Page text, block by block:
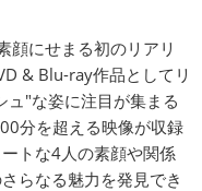
顔にせまる初のリアリ
& Blu-ray作品としてリ
ュ"な姿に注目が集まる
分を超える映像が収録
トな4人の素顔や関係
らなる魅力を発見でき